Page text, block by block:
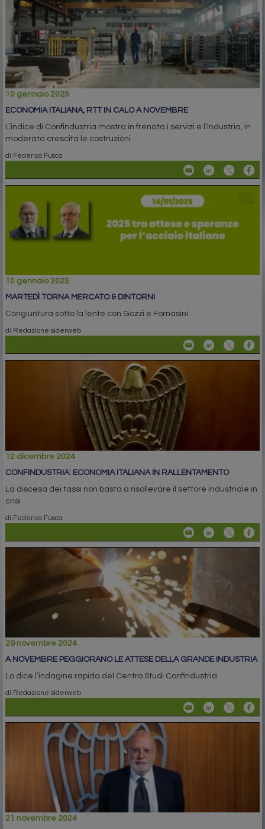
10 gennaio 2025
ECONOMIA ITALIANA, RTT IN CALO A NOVEMBRE
L’indice di Confindustria mostra in frenata i servizi e l’industria, in
moderata crescita le costruzioni
di Federico Fusca
10 gennaio 2025
MARTEDÌ TORNA MERCATO & DINTORNI
Congiuntura sotto la lente con Gozzi e Fornasini
di Redazione siderweb
12 dicembre 2024
CONFINDUSTRIA: ECONOMIA ITALIANA IN RALLENTAMENTO
La discesa dei tassi non basta a risollevare il settore industriale in
crisi
di Federico Fusca
29 novembre 2024
A NOVEMBRE PEGGIORANO LE ATTESE DELLA GRANDE INDUSTRIA
Lo dice l’indagine rapida del Centro Studi Confindustria
di Redazione siderweb
21 novembre 2024